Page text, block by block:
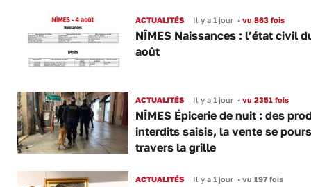
ACTUALITÉS Il y a 1 jour •vu 863 fois
NÎMES Naissances : l’état civil
août
ACTUALITÉS Il y a 1 jour •vu 2351 fois
NÎMES Épicerie de nuit : des
interdits saisis, la vente se
travers la grille
ACTUALITÉS Il y a 1 jour •vu 197 fois